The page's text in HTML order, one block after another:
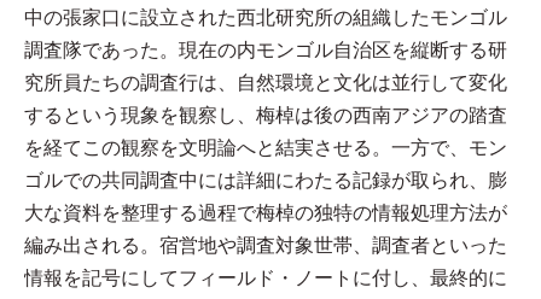
中の張家口に設立された西北研究所の組織したモンゴル
調査隊であった。現在の内モンゴル自治区を縦断する研
究所員たちの調査行は、自然環境と文化は並行して変化
するという現象を観察し、梅棹は後の西南アジアの踏査
を経てこの観察を文明論へと結実させる。一方で、モン
ゴルでの共同調査中には詳細にわたる記録が取られ、膨
大な資料を整理する過程で梅棹の独特の情報処理方法が
編み出される。宿営地や調査対象世帯、調査者といった
情報を記号にしてフィールド・ノートに付し、最終的に